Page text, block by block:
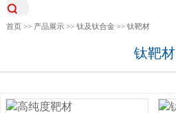
首页>> 产品展示>> 钛及钛合金>> 钛靶材
钛靶材